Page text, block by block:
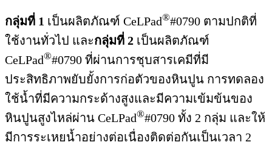
กลุ่มที่ 1 เป็นผลิตภัณฑ์ CeLPad®#0790 ตามปกติที่
ใช้งานทั่วไป และกลุ่มที่ 2 เป็นผลิตภัณฑ์
CeLPad®#0790 ที่ผ่านการชุบสารเคมีที่มี
ประสิทธิภาพยับยั้งการก่อตัวของหินปูน การทดลอง
ใช้น้ำที่มีความกระด้างสูงและมีความเข้มข้นของ
หินปูนสูงไหล่ผ่าน CeLPad®#0790 ทั้ง 2 กลุ่ม และให้
มีการระเหยน้ำอย่างต่อเนื่องติดต่อกันเป็นเวลา 2